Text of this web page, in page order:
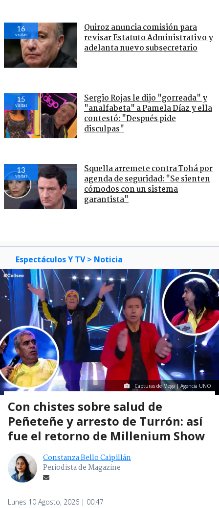
16
visitas
Quiroz anuncia comisión para
revisar Estatuto Administrativo y
adelanta nuevo subsecretario
15
visitas
Sergio Rojas le dijo "gorreada" y
"analfabeta" a Pamela Díaz y ella
contestó: "Después pide
disculpas"
13
visitas
Squella arremete contra Tohá por
agenda de seguridad: "Se sienten
cómodos con un sistema
garantista"
Espectáculos Y TV > Noticia
Capturas de Mega | Agencia UNO
Con chistes sobre salud de
Peñeteñe y arresto de Turrón: así
fue el retorno de Millenium Show
Constanza Bello Caipillán
Periodista de Magazine
Lunes 10 Agosto, 2026 | 00:47